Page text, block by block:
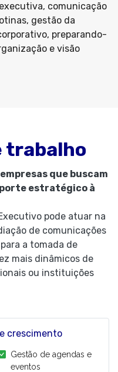
comunicação
gestão da
preparando-
e visão
trabalho
que buscam
estratégico à
pode atuar na
de comunicações
a tomada de
mais dinâmicos de
ou instituições
crescimento
Gestão de agendas e
eventos